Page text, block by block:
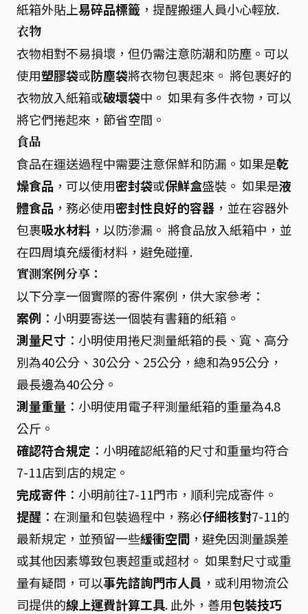
紙箱外貼上易碎品標籤 ，提醒搬運人員小心輕放.
衣物
衣物相對不易損壞，但仍需注意防潮和防塵。可以
使用塑膠袋或防塵袋將衣物包裹起來。 將包裹好的
衣物放入紙箱或破壞袋中。 如果有多件衣物，可以
將它們捲起來，節省空間。
食品
食品在運送過程中需要注意保鮮和防漏。如果是乾
燥食品 ，可以使用密封袋或保鮮盒盛裝。 如果是液
體食品 ，務必使用密封性良好的容器 ，並在容器外
包裹吸水材料 ，以防滲漏。 將食品放入紙箱中，並
在四周填充緩衝材料，避免碰撞.
實測案例分享：
以下分享一個實際的寄件案例，供大家參考：
案例 ：小明要寄送一個裝有書籍的紙箱。
測量尺寸 ：小明使用捲尺測量紙箱的長、寬、高分
別為40公分、30公分、25公分，總和為95公分，
最長邊為40公分。
測量重量 ：小明使用電子秤測量紙箱的重量為4.8
公斤。
確認符合規定 ：小明確認紙箱的尺寸和重量均符合
7-11店到店的規定。
完成寄件 ：小明前往7-11門市，順利完成寄件。
提醒 ：在測量和包裝過程中，務必仔細核對7-11的
最新規定，並預留一些緩衝空間 ，避免因測量誤差
或其他因素導致包裹超重或超材。 如果對尺寸或重
量有疑問，可以事先諮詢門市人員 ，或利用物流公
司提供的線上運費計算工具. 此外，善用包裝技巧